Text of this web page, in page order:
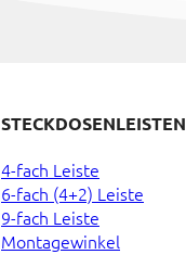
STECKDOSENLEISTEN
4-fach Leiste
6-fach (4+2) Leiste
9-fach Leiste
Montagewinkel